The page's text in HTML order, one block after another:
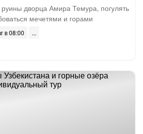
дворца Амира Темура, погулять
мечетями и горами
в 08:00